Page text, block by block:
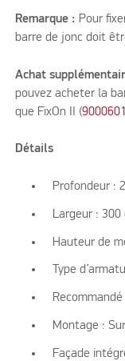
Remarque : Pour
barre de jonc doit
Achat
pouvez acheter la
que FixOn II (
Détails
Profondeur :
Largeur : 300
Hauteur de
Type
Montage :
Façade